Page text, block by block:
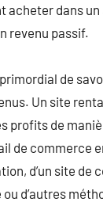
acheter dans un
revenu passif.
de
Un site
profits de
de commerce
d’un site de
d’autres